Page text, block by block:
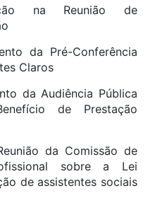
na Reunião de
da Pré-Conferência
Claros
da Audiência Pública
de Prestação
da Comissão de
sobre a Lei
de assistentes sociais